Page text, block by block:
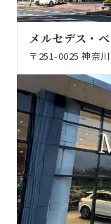
メルセデス・
〒251-0025 神奈